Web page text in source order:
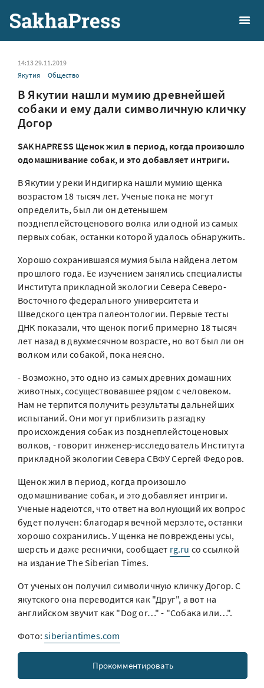
14:13 29.11.2019
Якутия
Общество
В Якутии нашли мумию древнейшей
собаки и ему дали символичную кличку
Догор
SAKHAPRESS Щенок жил в период, когда произошло
одомашнивание собак, и это добавляет интриги.
В Якутии у реки Индигирка нашли мумию щенка
возрастом 18 тысяч лет. Ученые пока не могут
определить, был ли он детенышем
позднеплейстоценового волка или одной из самых
первых собак, останки которой удалось обнаружить.
Хорошо сохранившаяся мумия была найдена летом
прошлого года. Ее изучением занялись специалисты
Института прикладной экологии Севера Северо-
Восточного федерального университета и
Шведского центра палеонтологии. Первые тесты
ДНК показали, что щенок погиб примерно 18 тысяч
лет назад в двухмесячном возрасте, но вот был ли он
волком или собакой, пока неясно.
- Возможно, это одно из самых древних домашних
животных, сосуществовавшее рядом с человеком.
Нам не терпится получить результаты дальнейших
испытаний. Они могут приблизить разгадку
происхождения собак из позднеплейстоценовых
волков, - говорит инженер-исследователь Института
прикладной экологии Севера СВФУ Сергей Федоров.
Щенок жил в период, когда произошло
одомашнивание собак, и это добавляет интриги.
Ученые надеются, что ответ на волнующий их вопрос
будет получен: благодаря вечной мерзлоте, останки
хорошо сохранились. У щенка не повреждены усы,
шерсть и даже реснички, сообщает rg.ru со ссылкой
на издание The Siberian Times.
От ученых он получил символичную кличку Догор. С
якутского она переводится как "Друг", а вот на
английском звучит как "Dog or…" - "Собака или…".
Фото:siberiantimes.com
Прокомментировать